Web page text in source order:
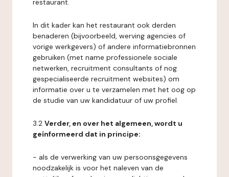
restaurant.
In dit kader kan het restaurant ook derden
benaderen (bijvoorbeeld, werving agencies of
vorige werkgevers) of andere informatiebronnen
gebruiken (met name professionele sociale
netwerken, recruitment consultants of nog
gespecialiseerde recruitment websites) om
informatie over u te verzamelen met het oog op
de studie van uw kandidatuur of uw profiel.
3.2 Verder, en over het algemeen, wordt u
geïnformeerd dat in principe:
- als de verwerking van uw persoonsgegevens
noodzakelijk is voor het naleven van de